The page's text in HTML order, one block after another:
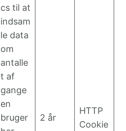
cs til at
indsam
le data
om
antalle
t af
gange
en
bruger
2 år
HTTP
Cookie